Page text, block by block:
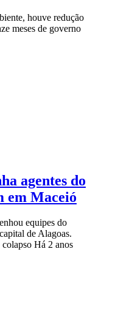
houve redução
meses de governo
agentes do
em Maceió
equipes do
de Alagoas.
colapso Há 2 anos